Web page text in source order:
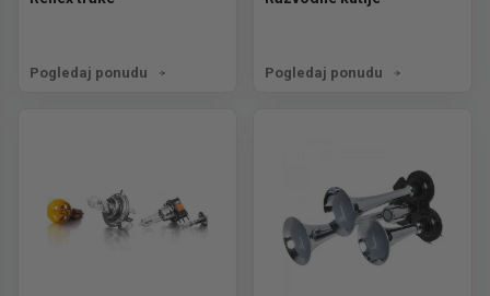
Pogledaj ponudu Pogledaj ponudu